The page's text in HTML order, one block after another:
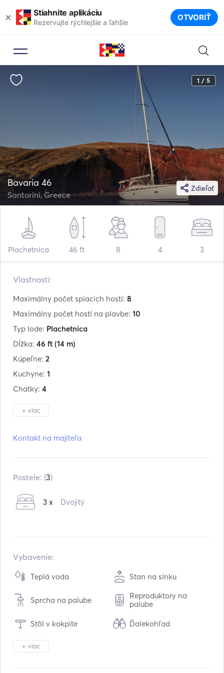
× Stiahnite aplikáciu
Rezervujte rýchlejšie a ľahšie OTVORIŤ
1 / 5
Zdieľať
Bavaria 46
Santorini, Greece
Plachetnica 46 ft 8 4 3
Vlastnosti:
Maximálny počet spiacich hostí: 8
Maximálny počet hostí na plavbe: 10
Typ lode: Plachetnica
Dĺžka: 46 ft (14 m)
Kúpeľne: 2
Kuchyne: 1
Chatky: 4
+ viac
Motory: 1 x 55hp
Kapacita vody:500 L
Kontakt na majiteľa
Postele: (3)
3 x Dvojitý
Vybavenie:
Teplá voda Stan na slnku
Sprcha na palube
Reproduktory na
palube
Stôl v kokpite Ďalekohľad
Svetlo pochodne
+ viac